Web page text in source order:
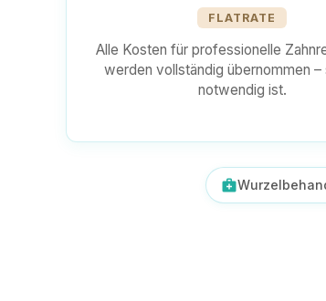
FLATRATE
Alle Kosten für professionelle
werden vollständig übernommen
notwendig ist.
medical_services